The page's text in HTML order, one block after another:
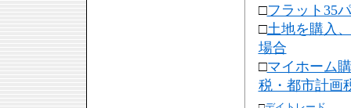
□フラット35
□土地を購入
場合
□マイホーム
税・都市計画